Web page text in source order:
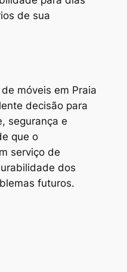
de sua
móveis em Praia
decisão para
segurança e
que o
serviço de
dos
futuros.